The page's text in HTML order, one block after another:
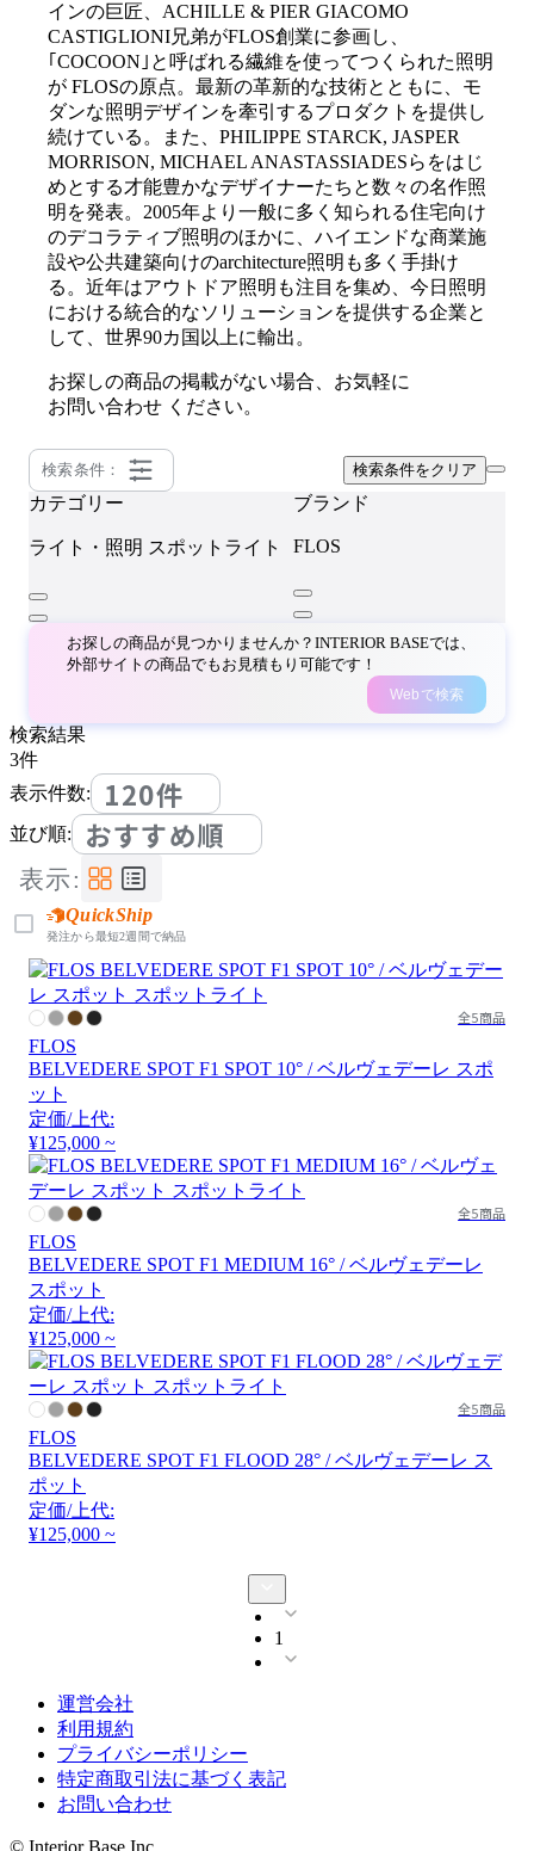
インの巨匠、ACHILLE & PIER GIACOMO
CASTIGLIONI兄弟がFLOS創業に参画し、
｢COCOON｣と呼ばれる繊維を使ってつくられた照明
が FLOSの原点。最新の革新的な技術とともに、モ
ダンな照明デザインを牽引するプロダクトを提供し
続けている。また、PHILIPPE STARCK, JASPER
MORRISON, MICHAEL ANASTASSIADESらをはじ
めとする才能豊かなデザイナーたちと数々の名作照
明を発表。2005年より一般に多く知られる住宅向け
のデコラティブ照明のほかに、ハイエンドな商業施
設や公共建築向けのarchitecture照明も多く手掛け
る。近年はアウトドア照明も注目を集め、今日照明
における統合的なソリューションを提供する企業と
して、世界90カ国以上に輸出。
お探しの商品の掲載がない場合、お気軽に
お問い合わせ ください。
検索条件： 検索条件をクリア
カテゴリー
ライト・照明 スポットライト
ブランド
FLOS
お探しの商品が見つかりませんか？INTERIOR BASEでは、
外部サイトの商品でもお見積もり可能です！
Webで検索
検索結果
3件
表示件数:
120件
並び順: おすすめ順
表示:
QuickShip
発注から最短2週間で納品
全5商品
FLOS
BELVEDERE SPOT F1 SPOT 10° / ベルヴェデーレ スポ
ット
定価/上代:
¥125,000 ~
全5商品
FLOS
BELVEDERE SPOT F1 MEDIUM 16° / ベルヴェデーレ
スポット
定価/上代:
¥125,000 ~
全5商品
FLOS
BELVEDERE SPOT F1 FLOOD 28° / ベルヴェデーレ ス
ポット
定価/上代:
¥125,000 ~
1
運営会社
利用規約
プライバシーポリシー
特定商取引法に基づく表記
お問い合わせ
© Interior Base Inc.